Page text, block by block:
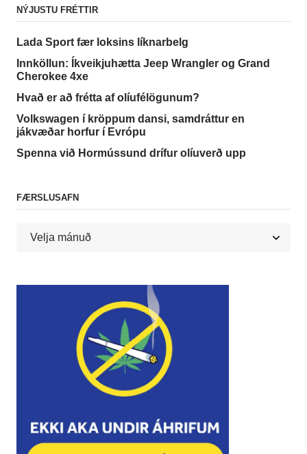
NÝJUSTU FRÉTTIR
Lada Sport fær loksins líknarbelg
Innköllun: Íkveikjuhætta Jeep Wrangler og Grand
Cherokee 4xe
Hvað er að frétta af olíufélögunum?
Volkswagen í kröppum dansi, samdráttur en
jákvæðar horfur í Evrópu
Spenna við Hormússund drífur olíuverð upp
FÆRSLUSAFN